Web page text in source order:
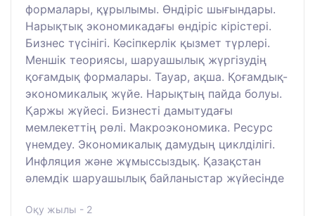
формалары, құрылымы. Өндіріс шығындары.
Нарықтық экономикадағы өндіріс кірістері.
Бизнес түсінігі. Кәсіпкерлік қызмет түрлері.
Меншік теориясы, шаруашылық жүргізудің
қоғамдық формалары. Тауар, ақша. Қоғамдық-
экономикалық жүйе. Нарықтың пайда болуы.
Қаржы жүйесі. Бизнесті дамытудағы
мемлекеттің рөлі. Макроэкономика. Ресурс
үнемдеу. Экономикалық дамудың циклділігі.
Инфляция және жұмыссыздық. Қазақстан
әлемдік шаруашылық байланыстар жүйесінде
Оқу жылы - 2